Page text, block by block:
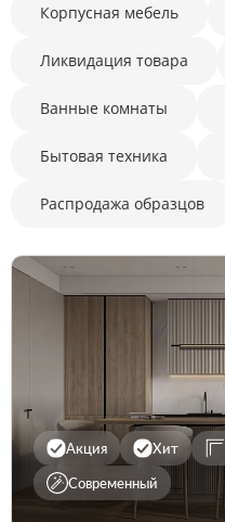
Высота
Корпусная мебель
Ликвидация товара
Ванные комнаты
Бытовая техника
Распродажа образцов
Акция Хит
Современный